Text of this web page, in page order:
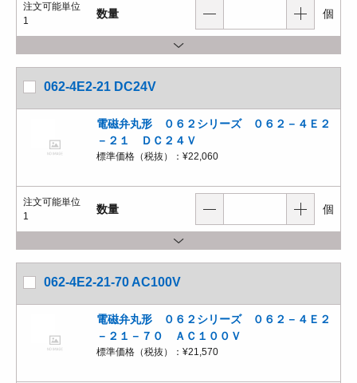
注文可能単位
1
数量 個
062-4E2-21 DC24V
電磁弁丸形 ０６２シリーズ ０６２－４Ｅ２
－２１ ＤＣ２４Ｖ
標準価格（税抜）： ¥22,060
注文可能単位
1
数量 個
062-4E2-21-70 AC100V
電磁弁丸形 ０６２シリーズ ０６２－４Ｅ２
－２１－７０ ＡＣ１００Ｖ
標準価格（税抜）： ¥21,570